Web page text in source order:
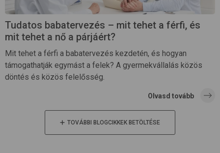
Tudatos babatervezés – mit tehet a férfi, és
mit tehet a nő a párjáért?
Mit tehet a férfi a babatervezés kezdetén, és hogyan
támogathatják egymást a felek? A gyermekvállalás közös
döntés és közös felelősség.
Olvasd tovább
TOVÁBBI BLOGCIKKEK BETÖLTÉSE